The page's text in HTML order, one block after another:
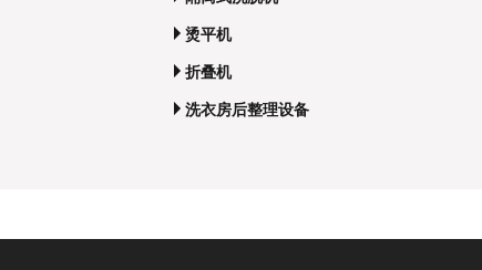
烫平机
折叠机
洗衣房后整理设备